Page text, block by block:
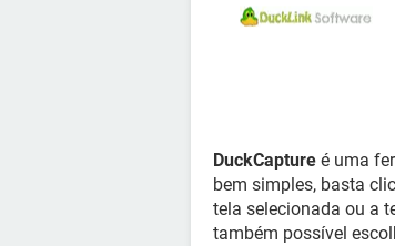
DuckCapture é uma
bem simples, basta
tela selecionada ou a
também possível